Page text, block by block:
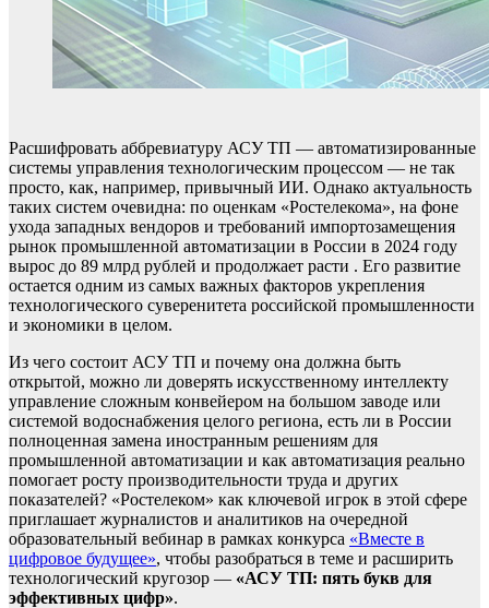
Расшифровать аббревиатуру АСУ ТП — автоматизированные
системы управления технологическим процессом — не так
просто, как, например, привычный ИИ. Однако актуальность
таких систем очевидна: по оценкам «Ростелекома», на фоне
ухода западных вендоров и требований импортозамещения
рынок промышленной автоматизации в России в 2024 году
вырос до 89 млрд рублей и продолжает расти . Его развитие
остается одним из самых важных факторов укрепления
технологического суверенитета российской промышленности
и экономики в целом.
Из чего состоит АСУ ТП и почему она должна быть
открытой, можно ли доверять искусственному интеллекту
управление сложным конвейером на большом заводе или
системой водоснабжения целого региона, есть ли в России
полноценная замена иностранным решениям для
промышленной автоматизации и как автоматизация реально
помогает росту производительности труда и других
показателей? «Ростелеком» как ключевой игрок в этой сфере
приглашает журналистов и аналитиков на очередной
образовательный вебинар в рамках конкурса «Вместе в
цифровое будущее», чтобы разобраться в теме и расширить
технологический кругозор — «АСУ ТП: пять букв для
эффективных цифр».